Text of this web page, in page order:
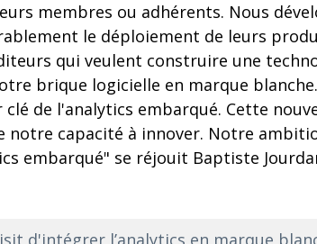
membres ou adhérents. Nous
le déploiement de leurs
qui veulent construire une
brique logicielle en marque
de l'analytics embarqué. Cette
notre capacité à innover. Notre
embarqué" se réjouit Baptiste
d'intégrer l’analytics en marque